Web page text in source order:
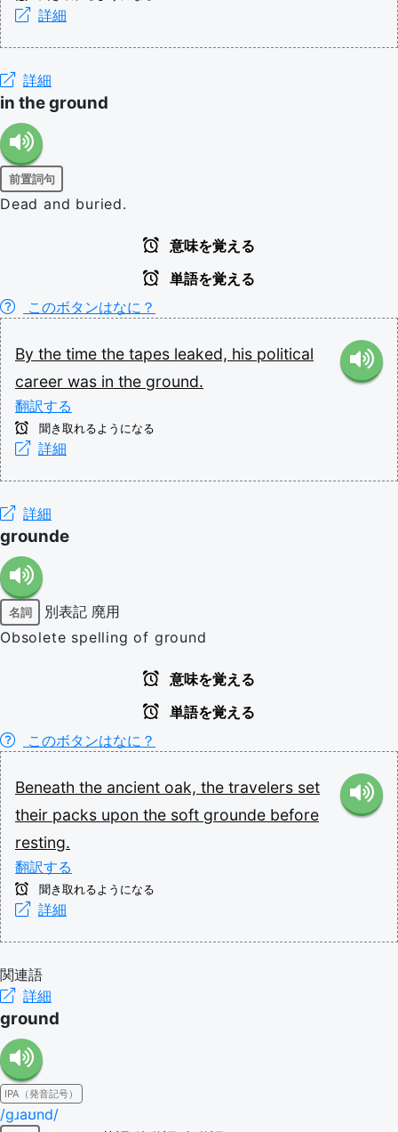
詳細
詳細
in the ground
前置詞句
Dead and buried.
意味を覚える
単語を覚える
このボタンはなに？
By the time the tapes leaked, his political
career was in the ground.
翻訳する
聞き取れるようになる
詳細
詳細
grounde
名詞 別表記 廃用
Obsolete spelling of ground
意味を覚える
単語を覚える
このボタンはなに？
Beneath the ancient oak, the travelers set
their packs upon the soft grounde before
resting.
翻訳する
聞き取れるようになる
詳細
関連語
詳細
ground
IPA（発音記号）
/ɡɹaʊnd/